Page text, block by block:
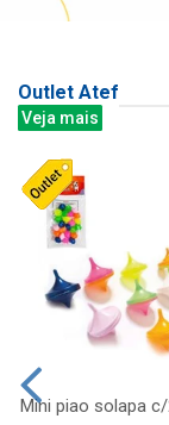
Outlet Atef
Veja mais
Mini piao solapa